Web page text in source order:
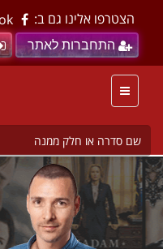
הצטרפו אלינו גם ב:
התחברות לאתר